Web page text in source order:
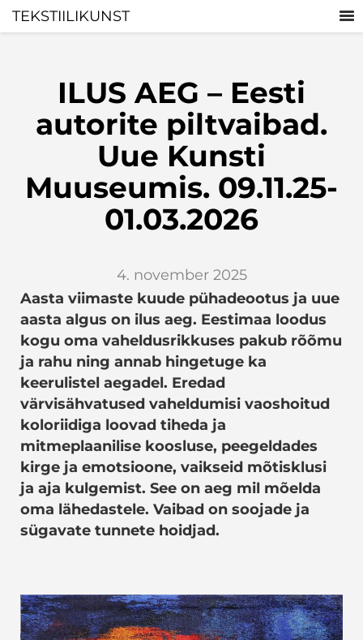
TEKSTIILIKUNST
ILUS AEG – Eesti
autorite piltvaibad.
Uue Kunsti
Muuseumis. 09.11.25-
01.03.2026
4. november 2025
Aasta viimaste kuude pühadeootus ja uue
aasta algus on ilus aeg. Eestimaa loodus
kogu oma vaheldusrikkuses pakub rõõmu
ja rahu ning annab hingetuge ka
keerulistel aegadel. Eredad
värvisähvatused vaheldumisi vaoshoitud
koloriidiga loovad tiheda ja
mitmeplaanilise koosluse, peegeldades
kirge ja emotsioone, vaikseid mõtisklusi
ja aja kulgemist. See on aeg mil mõelda
oma lähedastele. Vaibad on soojade ja
sügavate tunnete hoidjad.